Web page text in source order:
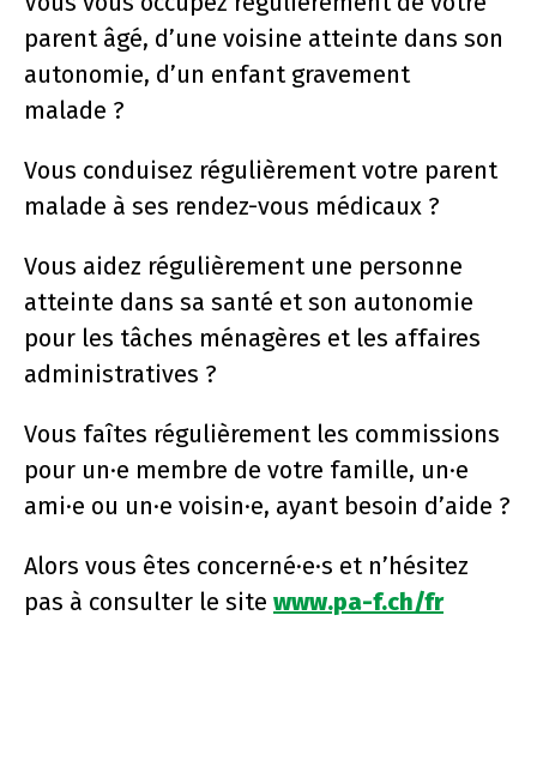
parent âgé, d’une voisine atteinte dans son
autonomie, d’un enfant gravement
malade ?
Vous conduisez régulièrement votre parent
malade à ses rendez-vous médicaux ?
Vous aidez régulièrement une personne
atteinte dans sa santé et son autonomie
pour les tâches ménagères et les affaires
administratives ?
Vous faîtes régulièrement les commissions
pour un·e membre de votre famille, un·e
ami·e ou un·e voisin·e, ayant besoin d’aide ?
Alors vous êtes concerné·e·s et n’hésitez
pas à consulter le site www.pa-f.ch/fr